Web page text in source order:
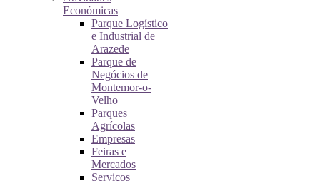
Económicas
Parque Logístico
e Industrial de
Arazede
Parque de
Negócios de
Montemor-o-
Velho
Parques
Agrícolas
Empresas
Feiras e
Mercados
Serviços